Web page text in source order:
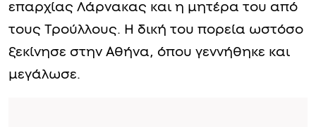
επαρχίας Λάρνακας και η μητέρα του από
τους Τρούλλους. Η δική του πορεία ωστόσο
ξεκίνησε στην Αθήνα, όπου γεννήθηκε και
μεγάλωσε.